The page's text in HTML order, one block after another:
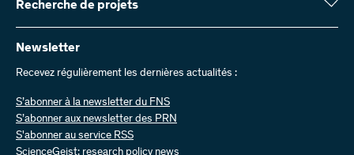
Contactez-nous
Envoyer des factures
Travailler chez nous
Offres d’emploi
Rapport annuel
Recherche de projets
Vous trouverez ici des informations complètes sur les projets de
recherche et les subsides approuvés par le FNS :
Recherche de projets
Newsletter
Recevez régulièrement les dernières actualités :
S’abonner à la newsletter du FNS
S’abonner aux newsletter des PRN
S'abonner au service RSS